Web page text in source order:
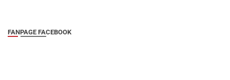
FANPAGE FACEBOOK